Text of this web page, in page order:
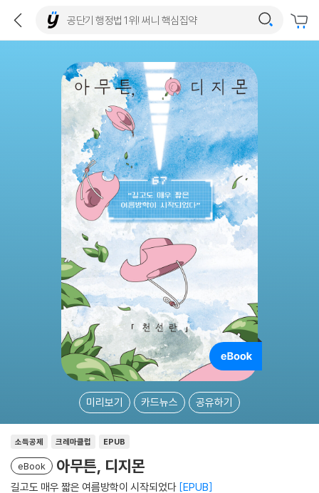
미리보기 카드뉴스 공유하기
소득공제 크레마클럽 EPUB
eBook 아무튼, 디지몬
길고도 매우 짧은 여름방학이 시작되었다 EPUB